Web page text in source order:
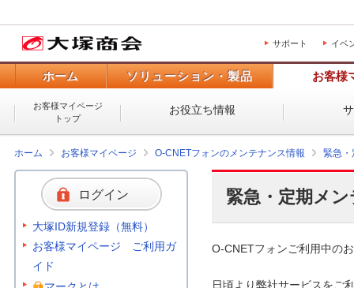
サポート イベ
ホーム ソリューション・製品 お客様
お客様マイページ
トップ
お役立ち情報
ホーム お客様マイページ O-CNETフォンのメンテナンス情報 緊急・
緊急・定期メ
O-CNETフォンご利用中の
日頃より弊社サービスをご
ログイン
大塚ID新規登録（無料）
お客様マイページ ご利用ガ
イド